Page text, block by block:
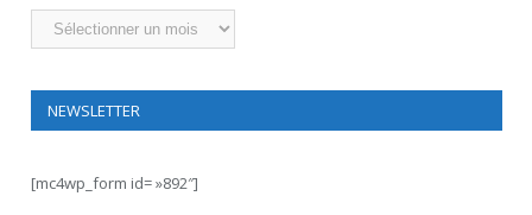
Archives
NEWSLETTER
[mc4wp_form id= »892″]